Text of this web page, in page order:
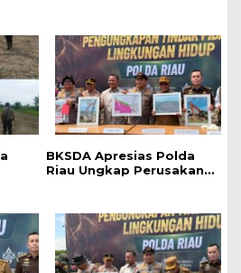
BKSDA Apresias Polda
Riau Ungkap Perusakan